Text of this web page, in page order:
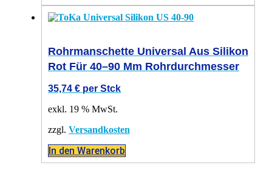
Rohrmanschette Universal Aus Silikon
Rot Für 40–90 Mm Rohrdurchmesser
35,74 € per Stck
exkl. 19 % MwSt.
zzgl. Versandkosten
In den Warenkorb